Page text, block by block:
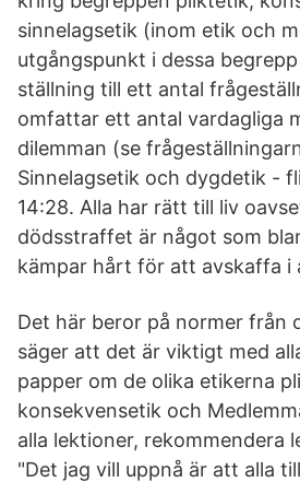
sinnelagsetik (inom etik och
utgångspunkt i dessa
ställning till ett antal
omfattar ett antal vardagliga
dilemman (se
Sinnelagsetik och dygdetik -
14:28. Alla har rätt till liv
dödsstraffet är något som
kämpar hårt för att avskaffa i
Det här beror på normer från
säger att det är viktigt med
papper om de olika etikerna
konsekvensetik och
alla lektioner, rekommendera
"Det jag vill uppnå är att alla